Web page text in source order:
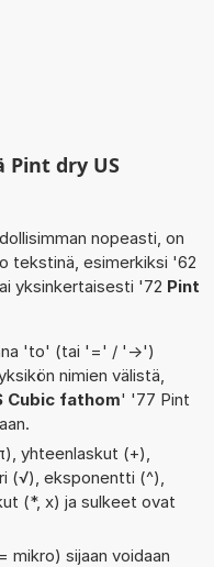
Pint dry US
nopeasti, on
tekstinä, esimerkiksi '62
yksinkertaisesti '72 Pint
'to' (tai '=' / '->')
nimien välistä,
Cubic fathom' '77 Pint
yhteenlaskut (+),
(√), eksponentti (^),
(*, x) ja sulkeet ovat
mikro) sijaan voidaan